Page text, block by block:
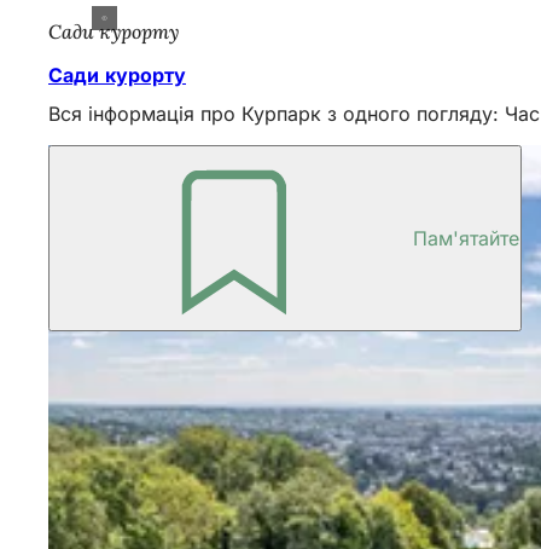
Сади курорту
Сади курорту
Вся інформація про Курпарк з одного погляду:
Пам'ятайте